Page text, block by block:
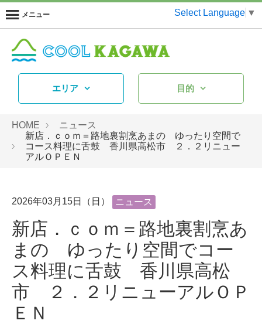
メニュー Select Language ▼
エリア 目的
HOME
ニュース
新店．ｃｏｍ＝路地裏割烹あまの ゆったり空間で
コース料理に舌鼓 香川県高松市 ２．２リニュー
アルＯＰＥＮ
2026年03月15日（日） ニュース
新店．ｃｏｍ＝路地裏割烹あ
まの ゆったり空間でコー
ス料理に舌鼓 香川県高松
市 ２．２リニューアルＯＰ
ＥＮ